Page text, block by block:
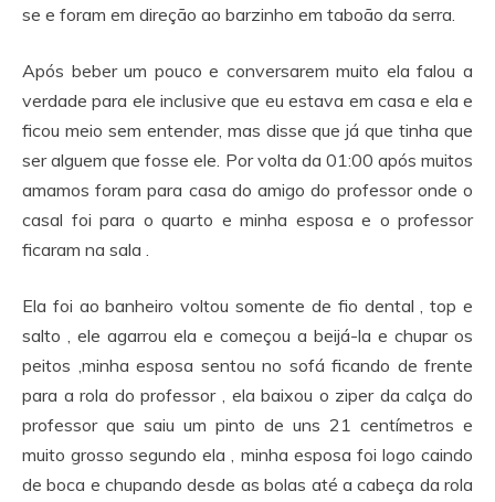
se e foram em direção ao barzinho em taboão da serra.
Após beber um pouco e conversarem muito ela falou a
verdade para ele inclusive que eu estava em casa e ela e
ficou meio sem entender, mas disse que já que tinha que
ser alguem que fosse ele. Por volta da 01:00 após muitos
amamos foram para casa do amigo do professor onde o
casal foi para o quarto e minha esposa e o professor
ficaram na sala .
Ela foi ao banheiro voltou somente de fio dental , top e
salto , ele agarrou ela e começou a beijá-la e chupar os
peitos ,minha esposa sentou no sofá ficando de frente
para a rola do professor , ela baixou o ziper da calça do
professor que saiu um pinto de uns 21 centímetros e
muito grosso segundo ela , minha esposa foi logo caindo
de boca e chupando desde as bolas até a cabeça da rola